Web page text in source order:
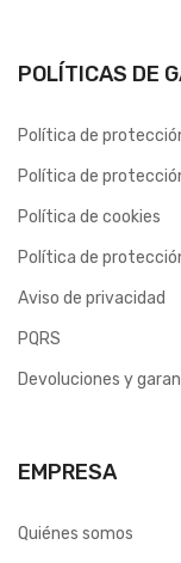
POLÍTICAS DE
Política de
Política de
Política de cookies
Política de
Aviso de privacidad
PQRS
Devoluciones y
EMPRESA
Quiénes somos